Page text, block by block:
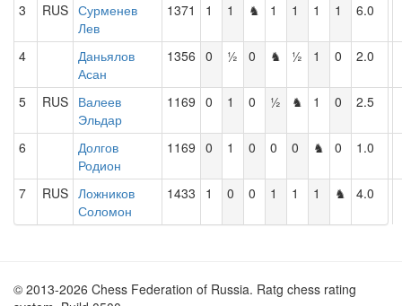
3 RUS Сурменев
Лев
1371 1 1 ♞ 1 1 1 1 6.0
4
Даньялов
Асан
1356 0 ½ 0 ♞ ½ 1 0 2.0
5 RUS Валеев
Эльдар
1169 0 1 0 ½ ♞ 1 0 2.5
6
Долгов
Родион
1169 0 1 0 0 0 ♞ 0 1.0
7 RUS Ложников
Соломон
1433 1 0 0 1 1 1 ♞ 4.0
© 2013-2026 Chess Federation of Russia. Ratg chess rating